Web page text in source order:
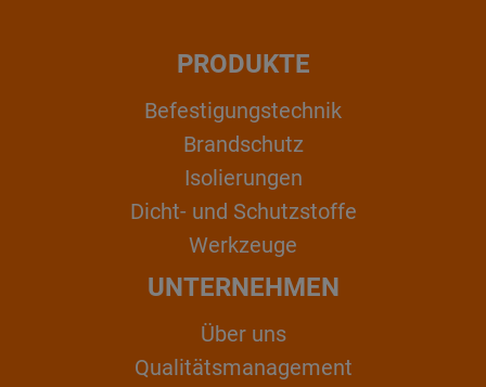
PRODUKTE
Befestigungstechnik
Brandschutz
Isolierungen
Dicht- und Schutzstoffe
Werkzeuge
UNTERNEHMEN
Über uns
Qualitätsmanagement